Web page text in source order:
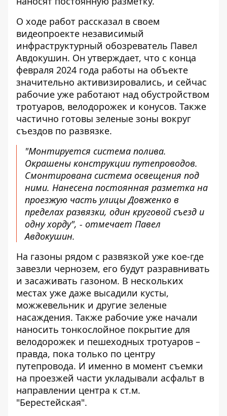
О ходе работ рассказал в своем
видеопроекте независимый
инфраструктурный обозреватель Павел
Авдокушин. Он утверждает, что с конца
февраля 2024 года работы на объекте
значительно активизировались, и сейчас
рабочие уже работают над обустройством
тротуаров, велодорожек и конусов. Также
частично готовы зеленые зоны вокруг
съездов по развязке.
"Монтируется система полива.
Окрашены конструкции путепроводов.
Смонтирована система освещения под
ними. Нанесена постоянная разметка на
проезжую часть улицы Довженко в
пределах развязки, один круговой съезд и
одну хорду", - отмечает Павел
Авдокушин.
На газоны рядом с развязкой уже кое-где
завезли чернозем, его будут разравнивать
и засаживать газоном. В нескольких
местах уже даже высадили кусты,
можжевельник и другие зеленые
насаждения. Также рабочие уже начали
наносить тонкослойное покрытие для
велодорожек и пешеходных тротуаров –
правда, пока только по центру
путепровода. И именно в момент съемки
на проезжей части укладывали асфальт в
направлении центра к ст.м.
"Берестейская".